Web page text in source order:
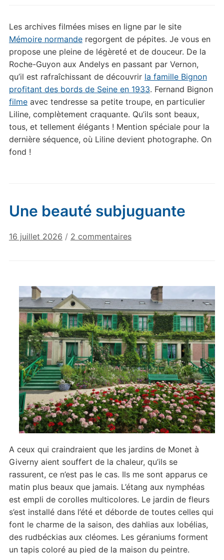
Les archives filmées mises en ligne par le site
Mémoire normanderegorgent de pépites. Je vous en
propose une pleine de légèreté et de douceur. De la
Roche-Guyon aux Andelys en passant par Vernon,
qu’il est rafraîchissant de découvrir la famille Bignon
profitant des bords de Seine en 1933. Fernand Bignon
filmeavec tendresse sa petite troupe, en particulier
Liline, complètement craquante. Qu’ils sont beaux,
tous, et tellement élégants ! Mention spéciale pour la
dernière séquence, où Liline devient photographe. On
fond !
Une beauté subjuguante
16 juillet 2026 / 2 commentairessur
A ceux qui craindraient que les jardins de Monet à
Giverny aient souffert de la chaleur, qu’ils se
rassurent, ce n’est pas le cas. Ils me sont apparus ce
matin plus beaux que jamais. L’étang aux nymphéas
est empli de corolles multicolores. Le jardin de fleurs
s’est installé dans l’été et déborde de toutes celles qui
font le charme de la saison, des dahlias aux lobélias,
des rudbéckias aux cléomes. Les géraniums forment
un tapis coloré au pied de la maison du peintre.